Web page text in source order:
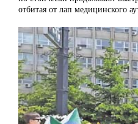
отбитая от лап медицинского